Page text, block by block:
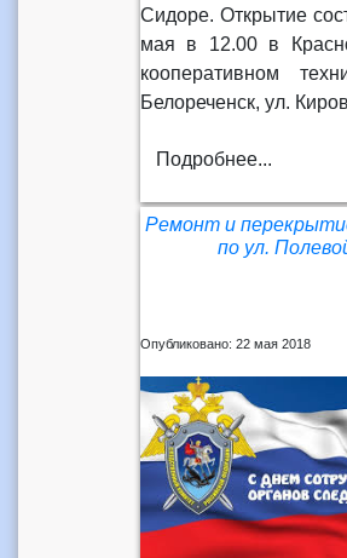
Сидоре. Открытие
мая в 12.00 в
кооперативном
Белореченск, ул.
Подробнее...
Ремонт и
по ул.
Опубликовано: 22 мая 2018